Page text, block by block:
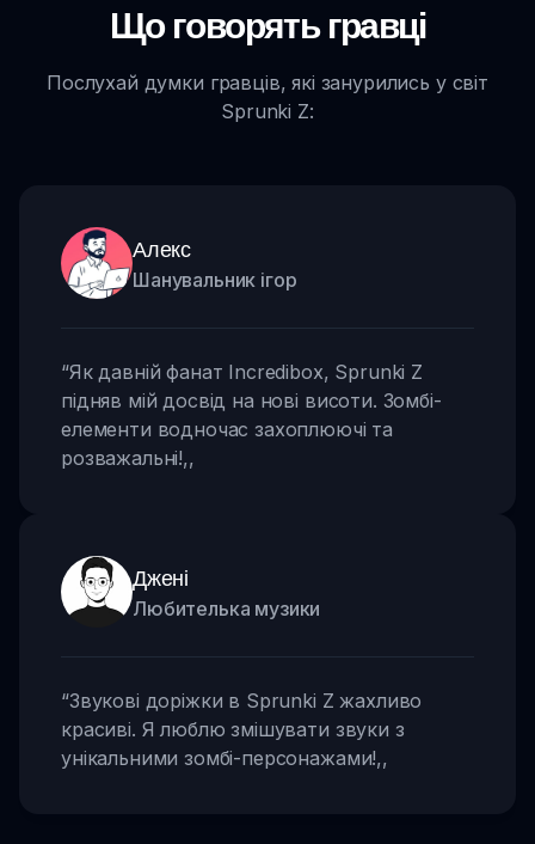
Що говорять гравці
Послухай думки гравців, які занурились у світ
Sprunki Z:
Алекс
Шанувальник ігор
“Як давній фанат Incredibox, Sprunki Z
підняв мій досвід на нові висоти. Зомбі-
елементи водночас захоплюючі та
розважальні!,,
Джені
Любителька музики
“Звукові доріжки в Sprunki Z жахливо
красиві. Я люблю змішувати звуки з
унікальними зомбі-персонажами!,,